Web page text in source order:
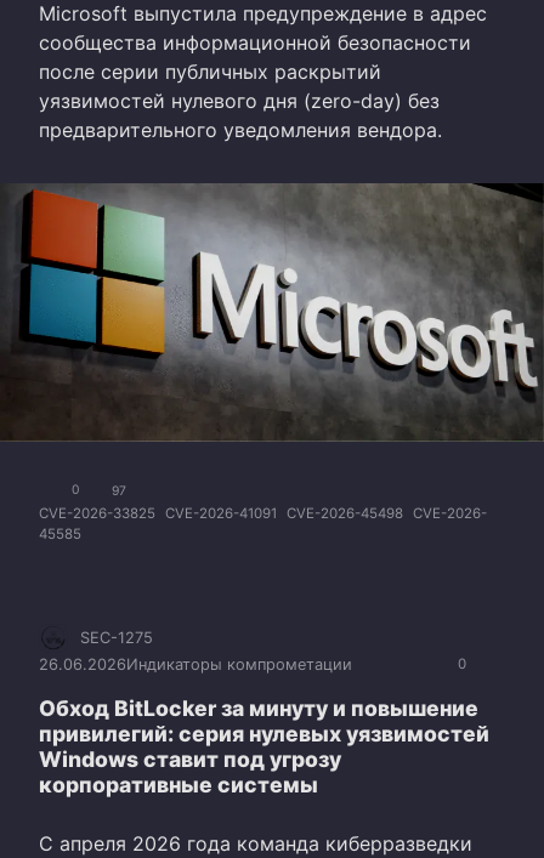
Microsoft выпустила предупреждение в адрес
сообщества информационной безопасности
после серии публичных раскрытий
уязвимостей нулевого дня (zero-day) без
предварительного уведомления вендора.
0 97
CVE-2026-33825 CVE-2026-41091 CVE-2026-45498 CVE-2026-
45585
0
SEC-1275
26.06.2026Индикаторы компрометации
Обход BitLocker за минуту и повышение
привилегий: серия нулевых уязвимостей
Windows ставит под угрозу
корпоративные системы
С апреля 2026 года команда киберразведки